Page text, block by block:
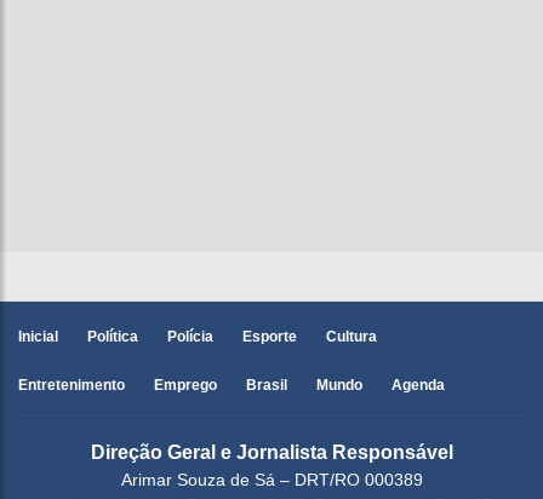
Inicial Política Polícia Esporte Cultura
Entretenimento Emprego Brasil Mundo Agenda
Direção Geral e Jornalista Responsável
Arimar Souza de Sá – DRT/RO 000389